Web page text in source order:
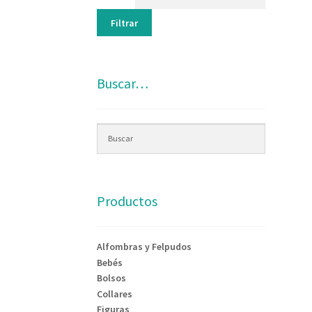
Filtrar
Buscar…
Productos
Alfombras y Felpudos
Bebés
Bolsos
Collares